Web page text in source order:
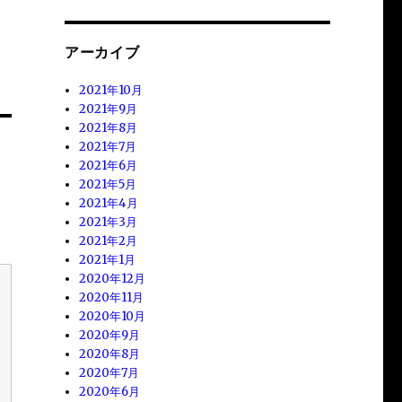
アーカイブ
2021年10月
2021年9月
2021年8月
2021年7月
2021年6月
2021年5月
2021年4月
2021年3月
2021年2月
2021年1月
2020年12月
2020年11月
2020年10月
2020年9月
2020年8月
2020年7月
2020年6月